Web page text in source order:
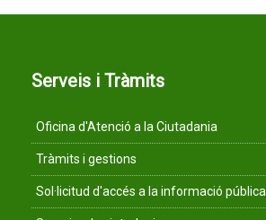
Serveis i Tràmits
Oficina d'Atenció a la Ciutadania
Tràmits i gestions
Sol·licitud d'accés a la informació pública